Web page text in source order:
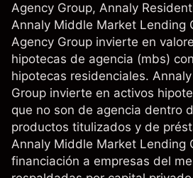
Agency Group, Annaly
Annaly Middle Market Lending
Agency Group invierte en
hipotecas de agencia (mbs)
hipotecas residenciales.
Group invierte en activos
que no son de agencia dentro
productos titulizados y de
Annaly Middle Market Lending
financiación a empresas del